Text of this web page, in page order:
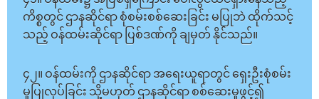
ကိစ္စတွင် ဌာနဆိုင်ရာ စုံစမ်းစစ်ဆေးခြင်း မပြုဘဲ ထိုက်သင့်
သည့် ဝန်ထမ်းဆိုင်ရာ ပြစ်ဒဏ်ကို ချမှတ် နိုင်သည်။
၄၂။ ဝန်ထမ်းကို ဌာနဆိုင်ရာ အရေးယူရာတွင် ရှေးဦးစုံစမ်း
မှုပြုလုပ်ခြင်း သို့မဟုတ် ဌာနဆိုင်ရာ စစ်ဆေးမှုဖွင့်၍